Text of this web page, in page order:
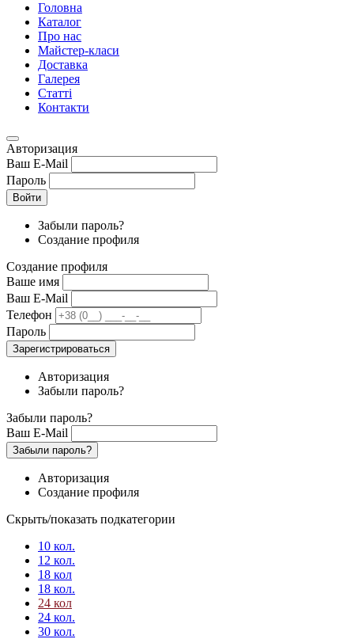
Головна
Каталог
Про нас
Майстер-класи
Доставка
Галерея
Статтi
Контакти
Авторизация
Ваш E-Mail
Пароль
Войти
Забыли пароль?
Создание профиля
Создание профиля
Ваше имя
Ваш E-Mail
Телефон
Пароль
Зарегистрироваться
Авторизация
Забыли пароль?
Забыли пароль?
Ваш E-Mail
Забыли пароль?
Авторизация
Создание профиля
Скрыть/показать подкатегории
10 кол.
12 кол.
18 кол
18 кол.
24 кол
24 кол.
30 кол.